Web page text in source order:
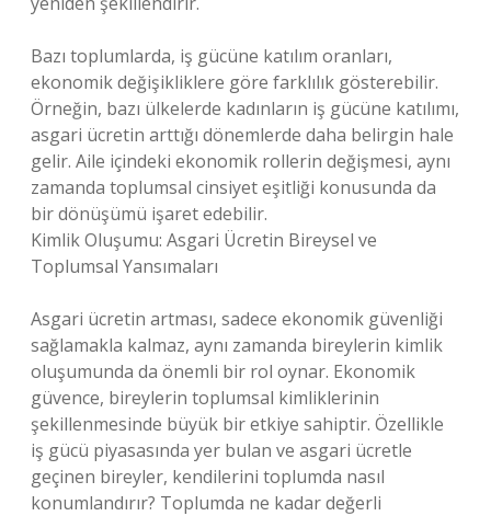
Bazı toplumlarda, iş gücüne katılım oranları,
ekonomik değişikliklere göre farklılık gösterebilir.
Örneğin, bazı ülkelerde kadınların iş gücüne katılımı,
asgari ücretin arttığı dönemlerde daha belirgin hale
gelir. Aile içindeki ekonomik rollerin değişmesi, aynı
zamanda toplumsal cinsiyet eşitliği konusunda da
bir dönüşümü işaret edebilir.
Kimlik Oluşumu: Asgari Ücretin Bireysel ve
Toplumsal Yansımaları
Asgari ücretin artması, sadece ekonomik güvenliği
sağlamakla kalmaz, aynı zamanda bireylerin kimlik
oluşumunda da önemli bir rol oynar. Ekonomik
güvence, bireylerin toplumsal kimliklerinin
şekillenmesinde büyük bir etkiye sahiptir. Özellikle
iş gücü piyasasında yer bulan ve asgari ücretle
geçinen bireyler, kendilerini toplumda nasıl
konumlandırır? Toplumda ne kadar değerli